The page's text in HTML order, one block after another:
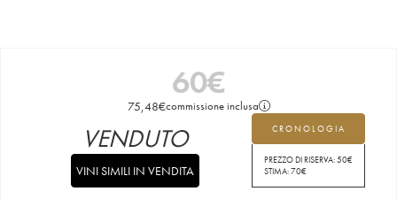
60€
75,48€commissione inclusa
CRONOLOGIA
PREZZO DI RISERVA:50€
STIMA:70€
VENDUTO
VINI SIMILI IN VENDITA